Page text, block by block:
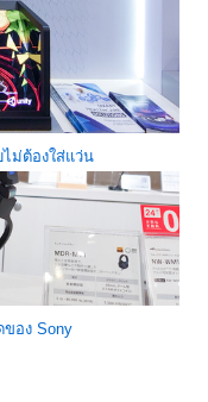
ม่ต้องใส่แว่น
ของ Sony